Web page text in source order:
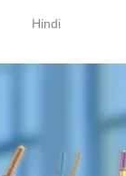
Hindi